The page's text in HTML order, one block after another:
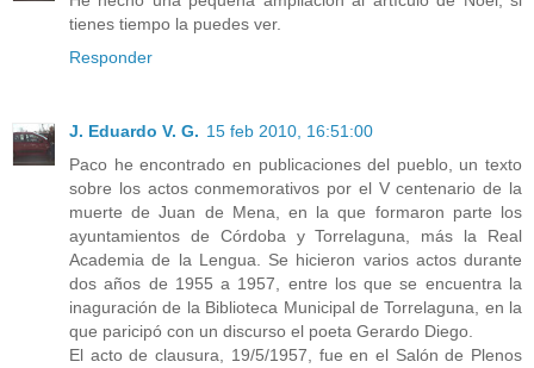
tienes tiempo la puedes ver.
Responder
J. Eduardo V. G. 15 feb 2010, 16:51:00
Paco he encontrado en publicaciones del pueblo, un texto
sobre los actos conmemorativos por el V centenario de la
muerte de Juan de Mena, en la que formaron parte los
ayuntamientos de Córdoba y Torrelaguna, más la Real
Academia de la Lengua. Se hicieron varios actos durante
dos años de 1955 a 1957, entre los que se encuentra la
inaguración de la Biblioteca Municipal de Torrelaguna, en la
que paricipó con un discurso el poeta Gerardo Diego.
El acto de clausura, 19/5/1957, fue en el Salón de Plenos